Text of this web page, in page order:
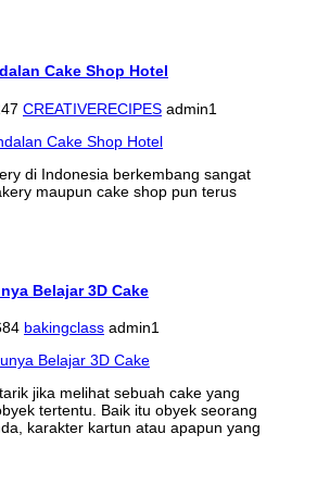
Cake Shop Hotel
CREATIVERECIPES admin1
di Indonesia berkembang sangat
maupun cake shop pun terus
Belajar 3D Cake
bakingclass admin1
jika melihat sebuah cake yang
tertentu. Baik itu obyek seorang
karakter kartun atau apapun yang